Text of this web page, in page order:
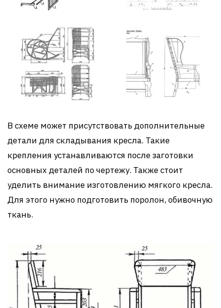
В схеме может присутствовать дополнительные
детали для складывания кресла. Такие
крепления устанавливаются после заготовки
основных деталей по чертежу. Также стоит
уделить внимание изготовлению мягкого кресла.
Для этого нужно подготовить поролон, обивочную
ткань.